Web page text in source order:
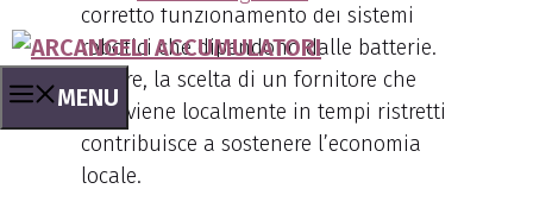
MENU
corretto funzionamento dei sistemi
robotici che dipendono dalle batterie.
Inoltre, la scelta di un fornitore che
interviene localmente in tempi ristretti
contribuisce a sostenere l’economia
locale.